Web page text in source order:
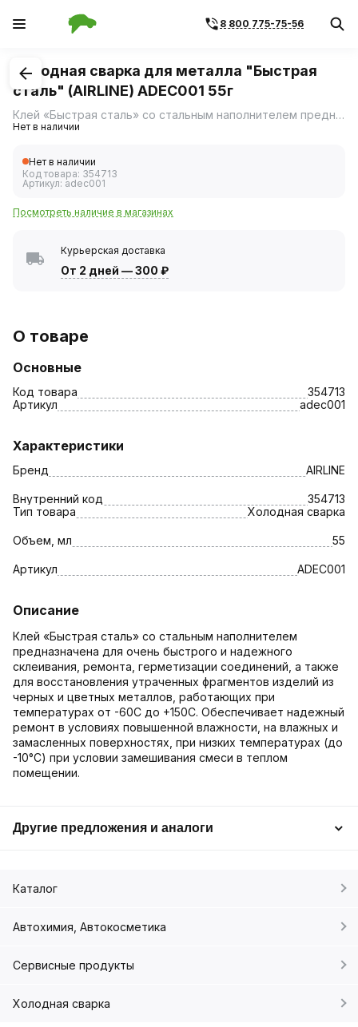
8 800 775-75-56
1/1
Холодная сварка для металла "Быстрая
сталь" (AIRLINE) ADEC001 55г
Клей «Быстрая сталь» со стальным наполнителем предназначена для очень быстрого и надежного склеивания, ремонта, герметизации соединений, а также для восстановления утраченных фрагментов изделий из черных и цветных металлов, работающих при температурах от -60С до &#43;150С.
Нет в наличии
Нет в наличии
Код товара: 354713
Артикул: adec001
Посмотреть наличие в магазинах
Курьерская доставка
От 2 дней —300 ₽
О товаре
Основные
Код товара
354713
Артикул
adec001
Характеристики
Бренд AIRLINE
Внутренний код
354713
Тип товара
Холодная сварка
Объем, мл 55
Артикул ADEC001
Описание
Клей «Быстрая сталь» со стальным наполнителем
предназначена для очень быстрого и надежного
склеивания, ремонта, герметизации соединений, а также
для восстановления утраченных фрагментов изделий из
черных и цветных металлов, работающих при
температурах от -60С до +150С. Обеспечивает надежный
ремонт в условиях повышенной влажности, на влажных и
замасленных поверхностях, при низких температурах (до
-10°С) при условии замешивания смеси в теплом
помещении.
Другие предложения и аналоги
Каталог
Автохимия, Автокосметика
Сервисные продукты
Холодная сварка